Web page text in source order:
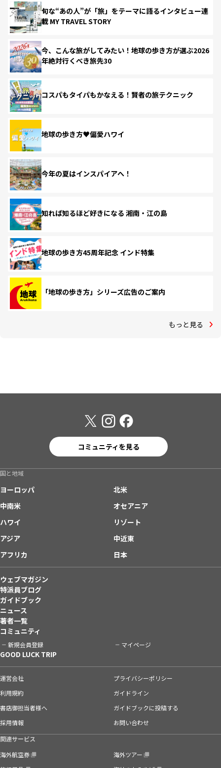
旬な“あの人”が「旅」をテーマに語るインタビュー連
載 MY TRAVEL STORY
今、こんな旅がしてみたい！地球の歩き方が選ぶ2026
年絶対行くべき旅先30
コスパもタイパもかなえる！賢者の旅テクニック
地球の歩き方♥偏愛ハワイ
今年の夏はインスパイアへ！
知れば知るほど好きになる 湘南・江の島
地球の歩き方45周年記念 インド特集
「地球の歩き方」シリーズ広告のご案内
もっと見る
コミュニティを見る
国と地域
ヨーロッパ
北米
中南米
オセアニア
ハワイ
リゾート
アジア
中近東
アフリカ
日本
ウェブマガジン
特派員ブログ
ガイドブック
ニュース
著者一覧
コミュニティ
新規会員登録 マイページ
GOOD LUCK TRIP
運営会社
プライバシーポリシー
利用規約
ガイドライン
書店御担当者様へ
ガイドブックに投稿する
採用情報
お問い合わせ
関連サービス
海外航空券
海外ツアー